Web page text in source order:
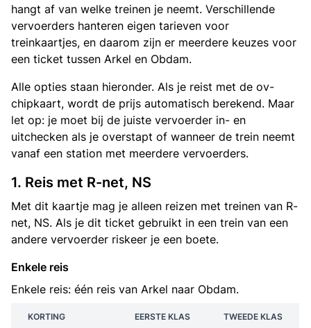
hangt af van welke treinen je neemt. Verschillende
vervoerders hanteren eigen tarieven voor
treinkaartjes, en daarom zijn er meerdere keuzes voor
een ticket tussen Arkel en Obdam.
Alle opties staan hieronder. Als je reist met de ov-
chipkaart, wordt de prijs automatisch berekend. Maar
let op: je moet bij de juiste vervoerder in- en
uitchecken als je overstapt of wanneer de trein neemt
vanaf een station met meerdere vervoerders.
1. Reis met R-net, NS
Met dit kaartje mag je alleen reizen met treinen van R-
net, NS. Als je dit ticket gebruikt in een trein van een
andere vervoerder riskeer je een boete.
Enkele reis
Enkele reis: één reis van Arkel naar Obdam.
KORTING EERSTE KLAS TWEEDE KLAS